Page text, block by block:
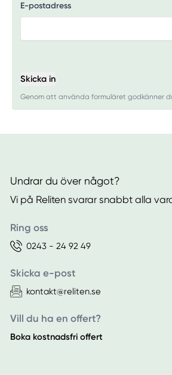
E-postadress
Skicka in
Genom att använda formuläret godkänner
Undrar du över något?
Vi på Reliten svarar snabbt alla
Ring oss
0243 - 24 92 49
Skicka e-post
kontakt@reliten.se
Vill du ha en offert?
Boka kostnadsfri offert